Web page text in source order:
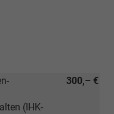
300,– €
(IHK-